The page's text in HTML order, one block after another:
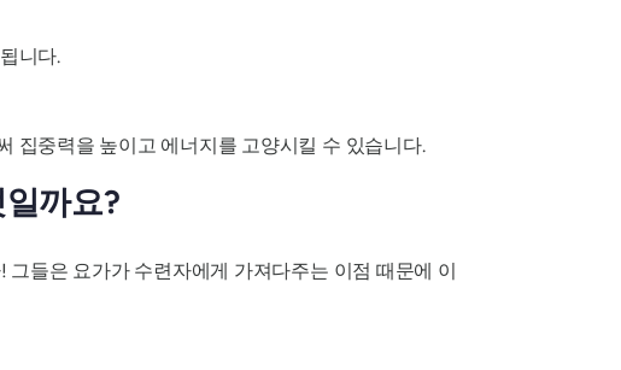
니다.
집중력을 높이고 에너지를 고양시킬 수 있습니다.
까요?
들은 요가가 수련자에게 가져다주는 이점 때문에 이